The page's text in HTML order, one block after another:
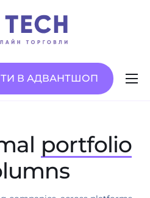
В АДВАНТШОП
portfolio